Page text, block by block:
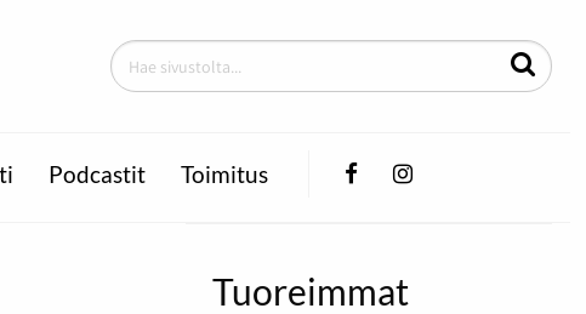
Podcastit Toimitus FacebookInstagram
Tuoreimmat